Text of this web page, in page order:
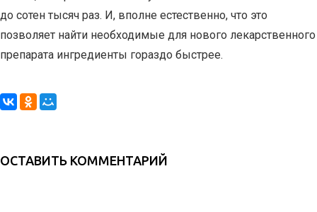
до сотен тысяч раз. И, вполне естественно, что это
позволяет найти необходимые для нового лекарственного
препарата ингредиенты гораздо быстрее.
ОСТАВИТЬ КОММЕНТАРИЙ